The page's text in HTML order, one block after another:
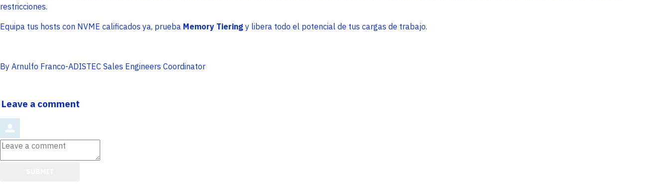
restricciones.
Equipa tus hosts con NVME calificados ya, prueba Memory Tiering y libera todo el potencial de tus cargas de trabajo.
By Arnulfo Franco-ADISTEC Sales Engineers Coordinator
Leave a comment
Leave
comment